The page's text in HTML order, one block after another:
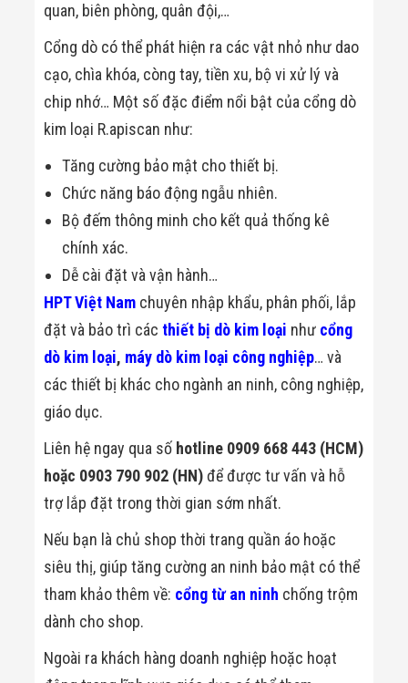
Người
Máy Dò Tìm
Thuốc Nổ
Phòng Chống
Khủng Bố
Máy Dò Tạp
Chất
Thiết Bị Chống
Ghi Âm
Máy X-Ray
Thực Phẩm
Máy Dò Kim
Loại Công
Nghiệp
Ống Nhòm
Chuyên Dụng
Đo Lực - Sức
Máy Kiểm Tra
Khuyết Tật
Máy Kiểm Tra
Vết Nứt Sản
Phẩm
Tử
quan, biên phòng, quân đội,…
Cổng dò có thể phát hiện ra các vật nhỏ như dao
cạo, chìa khóa, còng tay, tiền xu, bộ vi xử lý và
chip nhớ… Một số đặc điểm nổi bật của cổng dò
kim loại R.apiscan như:
Tăng cường bảo mật cho thiết bị.
Chức năng báo động ngẫu nhiên.
Bộ đếm thông minh cho kết quả thống kê
chính xác.
Dễ cài đặt và vận hành…
HPT Việt Nam chuyên nhập khẩu, phân phối, lắp
đặt và bảo trì cácthiết bị dò kim loại như cổng
dò kim loại, máy dò kim loại công nghiệp… và
các thiết bị khác cho ngành an ninh, công nghiệp,
giáo dục.
Liên hệ ngay qua số hotline 0909 668 443 (HCM)
hoặc 0903 790 902 (HN)để được tư vấn và hỗ
trợ lắp đặt trong thời gian sớm nhất.
Nếu bạn là chủ shop thời trang quần áo hoặc
siêu thị, giúp tăng cường an ninh bảo mật có thể
tham khảo thêm về: cổng từ an ninh chống trộm
dành cho shop.
Ngoài ra khách hàng doanh nghiệp hoặc hoạt